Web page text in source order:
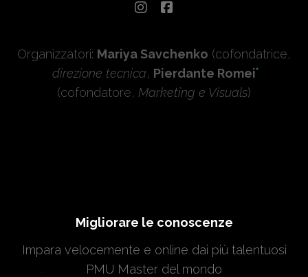
Organizzatori: Mariya Savchenko (cofondatrice,
direzione tecnica, Pierdante Romei
(cofondatore, Marketing e Visuals)
Migliorare le conoscenze
Impara velocemente e online dai più talentuosi
PMU Master del mondo